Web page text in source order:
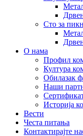
Сто за
О нама
Профил
Култура
Обилазак
Наши
Историја
Вести
Честа питања
Контактирајте